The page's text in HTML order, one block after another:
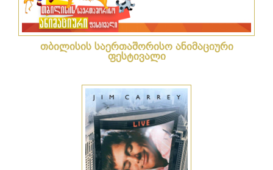
თბილისის საერთაშორისო ანიმაციური
ფესტივალი